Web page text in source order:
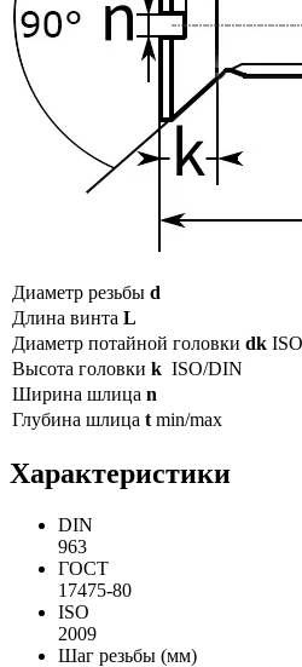
Диаметр резьбы d
Длина винта L
Диаметр потайной головки dk
Высота головки k ISO/DIN
Ширина шлица n
Глубина шлица t min/max
Характеристики
DIN
963
ГОСТ
17475-80
ISO
2009
Шаг резьбы (мм)